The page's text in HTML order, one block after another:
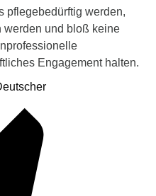
pflegebedürftig werden,
werden und bloß keine
Engagement halten.